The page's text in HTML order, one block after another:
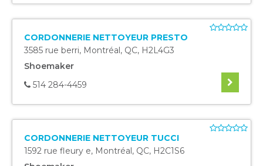
CORDONNERIE NETTOYEUR PRESTO
3585 rue berri, Montréal, QC, H2L4G3
Shoemaker
514 284-4459
CORDONNERIE NETTOYEUR TUCCI
1592 rue fleury e, Montréal, QC, H2C1S6